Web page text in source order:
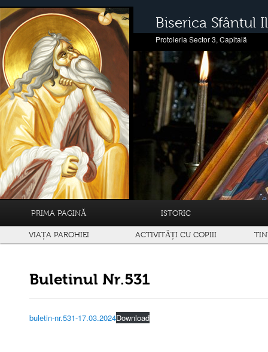
Biserica Sfântul
Protoieria Sector 3, Capitală
PRIMA PAGINĂ ISTORIC
VIAȚA PAROHIEI ACTIVITĂȚI CU COPIII
Buletinul Nr.531
buletin-nr.531-17.03.2024Download